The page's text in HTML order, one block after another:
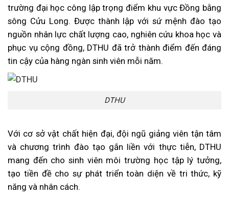
trường đại học công lập trọng điểm khu vực Đồng bằng
sông Cửu Long. Được thành lập với sứ mệnh đào tạo
nguồn nhân lực chất lượng cao, nghiên cứu khoa học và
phục vụ cộng đồng, DTHU đã trở thành điểm đến đáng
tin cậy của hàng ngàn sinh viên mỗi năm.
DTHU
Với cơ sở vật chất hiện đại, đội ngũ giảng viên tận tâm
và chương trình đào tạo gắn liền với thực tiễn, DTHU
mang đến cho sinh viên môi trường học tập lý tưởng,
tạo tiền đề cho sự phát triển toàn diện về tri thức, kỹ
năng và nhân cách.